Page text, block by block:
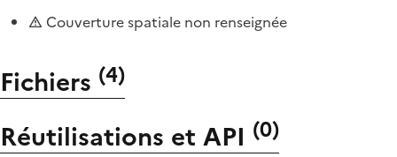
Couverture spatiale non renseignée
Fichiers (4)
Réutilisations et API (0)